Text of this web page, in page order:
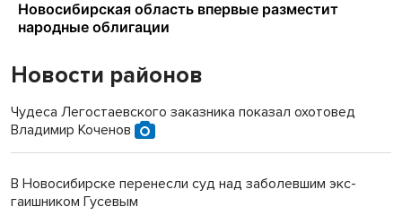
Новости районов
Чудеса Легостаевского заказника показал охотовед
Владимир Коченов
В Новосибирске перенесли суд над заболевшим экс-
гаишником Гусевым